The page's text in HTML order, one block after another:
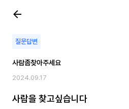
질문답변
사람좀찾아주세요
2024.09.17
사람을 찾고싶습니다